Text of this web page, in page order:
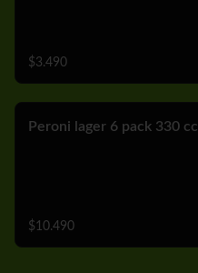
$3.490
Peroni lager 6 pack 330 cc
$10.490